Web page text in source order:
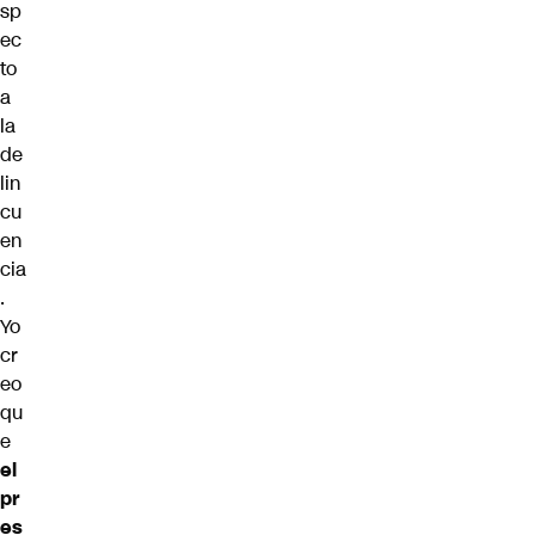
sp
ec
to
a
la
de
lin
cu
en
cia
.
Yo
cr
eo
qu
e
el
pr
es